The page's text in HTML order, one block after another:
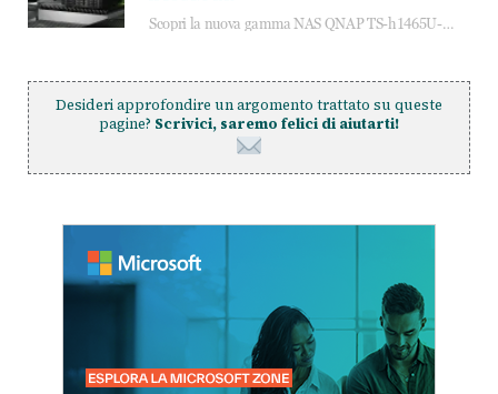
Scopri la nuova gamma NAS QNAP TS-h1465U-RP, TS-h1065eU e TS-h665U: storage aziendale con ZFS, DDR5, E1.S NVMe e connettività 2.5GbE per backup, virtualizzazione e cybersecurity.
Desideri approfondire un argomento trattato su queste
pagine? Scrivici, saremo felici di aiutarti!